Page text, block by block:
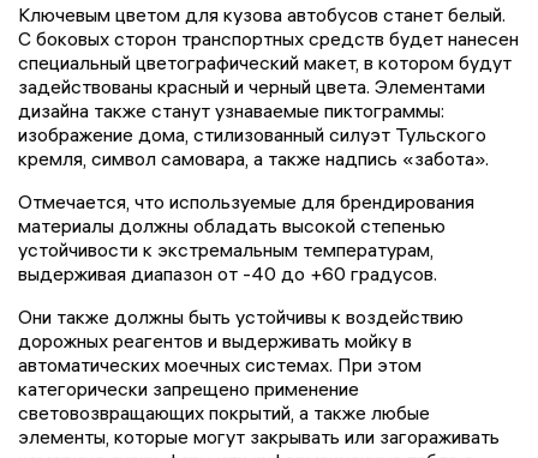
Ключевым цветом для кузова автобусов станет белый.
С боковых сторон транспортных средств будет нанесен
специальный цветографический макет, в котором будут
задействованы красный и черный цвета. Элементами
дизайна также станут узнаваемые пиктограммы:
изображение дома, стилизованный силуэт Тульского
кремля, символ самовара, а также надпись «забота».
Отмечается, что используемые для брендирования
материалы должны обладать высокой степенью
устойчивости к экстремальным температурам,
выдерживая диапазон от -40 до +60 градусов.
Они также должны быть устойчивы к воздействию
дорожных реагентов и выдерживать мойку в
автоматических моечных системах. При этом
категорически запрещено применение
световозвращающих покрытий, а также любые
элементы, которые могут закрывать или загораживать